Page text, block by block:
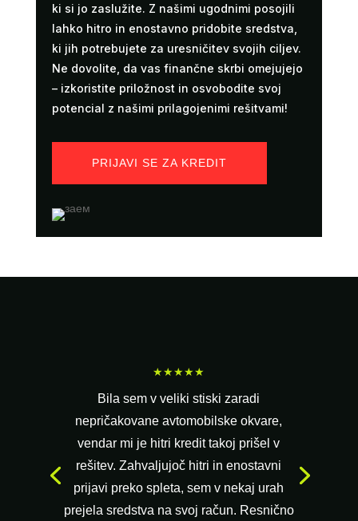
ki si jo zaslužite. Z našimi ugodnimi posojili
lahko hitro in enostavno pridobite sredstva,
ki jih potrebujete za uresničitev svojih ciljev.
Ne dovolite, da vas finančne skrbi omejujejo
– izkoristite priložnost in osvobodite svoj
potencial z našimi prilagojenimi rešitvami!
PRIJAVI SE ZA KREDIT
★★★★★
Bila sem v veliki stiski zaradi
nepričakovane avtomobilske okvare,
vendar mi je hitri kredit takoj prišel v
rešitev. Zahvaljujoč hitri in enostavni
prijavi preko spleta, sem v nekaj urah
prejela sredstva na svoj račun. Resnično